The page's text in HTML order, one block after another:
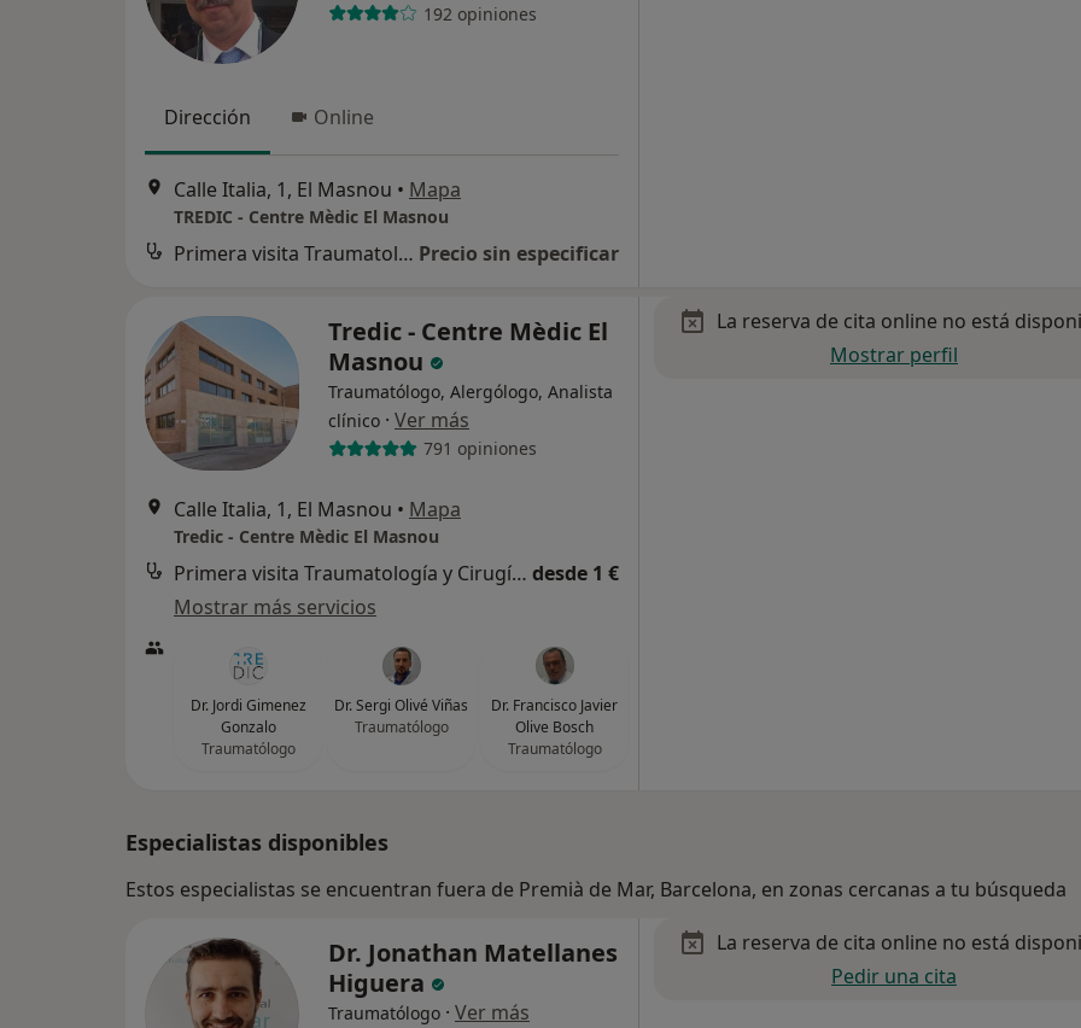
192 opiniones
Dirección Online
Calle Italia, 1, El Masnou • Mapa
TREDIC - Centre Mèdic El Masnou
Primera visita Traumatología y Cirugía Ortopédica Precio sin especificar
Tredic - Centre Mèdic El
Masnou
Traumatólogo, Alergólogo, Analista
clínico · Ver más
791 opiniones
Calle Italia, 1, El Masnou • Mapa
Tredic - Centre Mèdic El Masnou
Primera visita Traumatología y Cirugía Ortopédica desde 1 €
Mostrar más servicios
Dr. Jordi Gimenez
Gonzalo
Traumatólogo
Dr. Sergi Olivé Viñas
Traumatólogo
Dr. Francisco Javier
Olive Bosch
Traumatólogo
La reserva de cita online no está
Mostrar perfil
Especialistas disponibles
Estos especialistas se encuentran fuera de Premià de Mar, Barcelona, en zonas cercanas a tu búsqueda
Dr. Jonathan Matellanes
Higuera
Traumatólogo · Ver más
La reserva de cita online no está
Pedir una cita